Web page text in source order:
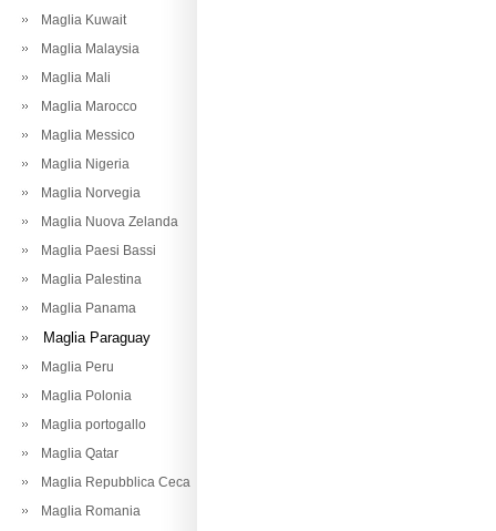
Maglia Kuwait
Maglia Malaysia
Maglia Mali
Maglia Marocco
Maglia Messico
Maglia Nigeria
Maglia Norvegia
Maglia Nuova Zelanda
Maglia Paesi Bassi
Maglia Palestina
Maglia Panama
Maglia Paraguay
Maglia Peru
Maglia Polonia
Maglia portogallo
Maglia Qatar
Maglia Repubblica Ceca
Maglia Romania